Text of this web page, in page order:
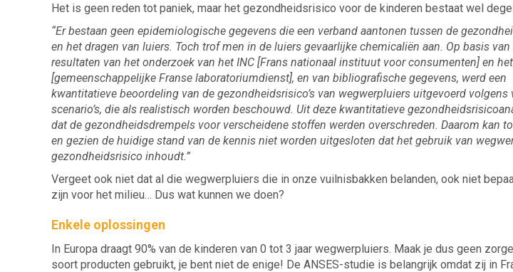
Het is geen reden tot paniek, maar het gezondheidsrisico voor de kinderen bestaat wel
“Er bestaan geen epidemiologische gegevens die een verband aantonen tussen de
en het dragen van luiers. Toch trof men in de luiers gevaarlijke chemicaliën aan. Op basis van
resultaten van het onderzoek van het INC [Frans nationaal instituut voor consumenten] en het
[gemeenschappelijke Franse laboratoriumdienst], en van bibliografische gegevens, werd een
kwantitatieve beoordeling van de gezondheidsrisico’s van wegwerpluiers uitgevoerd volgens
scenario’s, die als realistisch worden beschouwd. Uit deze kwantitatieve
dat de gezondheidsdrempels voor verscheidene stoffen werden overschreden. Daarom kan
en gezien de huidige stand van de kennis niet worden uitgesloten dat het gebruik van
gezondheidsrisico inhoudt.”
Vergeet ook niet dat al die wegwerpluiers die in onze vuilnisbakken belanden, ook niet
zijn voor het milieu… Dus wat kunnen we doen?
Enkele oplossingen
In Europa draagt 90% van de kinderen van 0 tot 3 jaar wegwerpluiers. Maak je dus geen
soort producten gebruikt, je bent niet de enige! De ANSES-studie is belangrijk omdat zij in